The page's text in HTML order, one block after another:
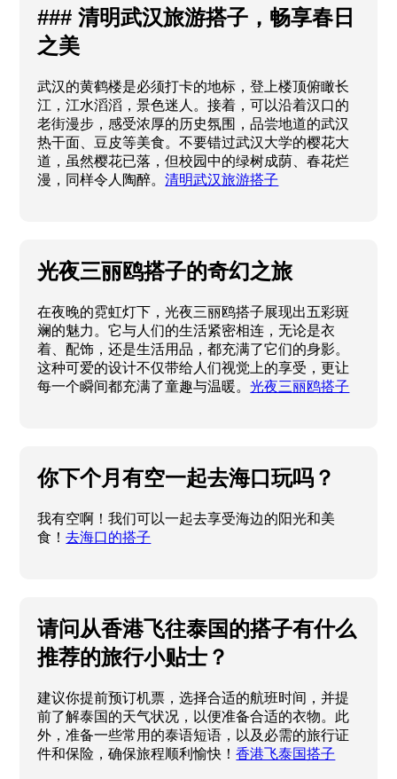
### 清明武汉旅游搭子，畅享春日
之美
武汉的黄鹤楼是必须打卡的地标，登上楼顶俯瞰长
江，江水滔滔，景色迷人。接着，可以沿着汉口的
老街漫步，感受浓厚的历史氛围，品尝地道的武汉
热干面、豆皮等美食。不要错过武汉大学的樱花大
道，虽然樱花已落，但校园中的绿树成荫、春花烂
漫，同样令人陶醉。清明武汉旅游搭子
光夜三丽鸥搭子的奇幻之旅
在夜晚的霓虹灯下，光夜三丽鸥搭子展现出五彩斑
斓的魅力。它与人们的生活紧密相连，无论是衣
着、配饰，还是生活用品，都充满了它们的身影。
这种可爱的设计不仅带给人们视觉上的享受，更让
每一个瞬间都充满了童趣与温暖。光夜三丽鸥搭子
你下个月有空一起去海口玩吗？
我有空啊！我们可以一起去享受海边的阳光和美
食！去海口的搭子
请问从香港飞往泰国的搭子有什么
推荐的旅行小贴士？
建议你提前预订机票，选择合适的航班时间，并提
前了解泰国的天气状况，以便准备合适的衣物。此
外，准备一些常用的泰语短语，以及必需的旅行证
件和保险，确保旅程顺利愉快！香港飞泰国搭子